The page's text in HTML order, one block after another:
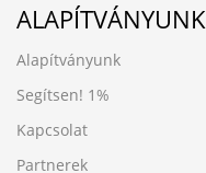
ALAPÍTVÁNYUNK
Alapítványunk
Segítsen! 1%
Kapcsolat
Partnerek